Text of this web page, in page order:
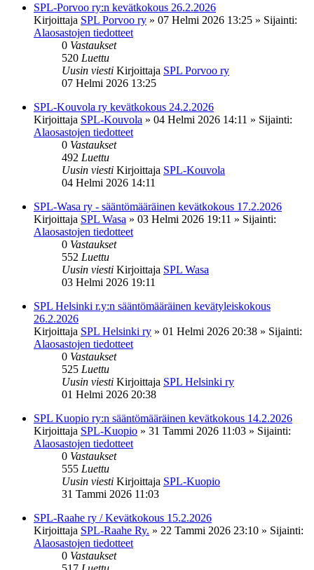
SPL-Porvoo ry:n kevätkokous 26.2.2026
Kirjoittaja SPL Porvoo ry » 07 Helmi 2026 13:25 » Sijainti:
Alaosastojen tiedotteet
0 Vastaukset
520 Luettu
Uusin viesti Kirjoittaja SPL Porvoo ry
07 Helmi 2026 13:25
SPL-Kouvola ry kevätkokous 24.2.2026
Kirjoittaja SPL-Kouvola » 04 Helmi 2026 14:11 » Sijainti:
Alaosastojen tiedotteet
0 Vastaukset
492 Luettu
Uusin viesti Kirjoittaja SPL-Kouvola
04 Helmi 2026 14:11
SPL-Wasa ry - sääntömääräinen kevätkokous 17.2.2026
Kirjoittaja SPL Wasa » 03 Helmi 2026 19:11 » Sijainti:
Alaosastojen tiedotteet
0 Vastaukset
552 Luettu
Uusin viesti Kirjoittaja SPL Wasa
03 Helmi 2026 19:11
SPL Helsinki r.y:n sääntömääräinen kevätyleiskokous
26.2.2026
Kirjoittaja SPL Helsinki ry » 01 Helmi 2026 20:38 » Sijainti:
Alaosastojen tiedotteet
0 Vastaukset
525 Luettu
Uusin viesti Kirjoittaja SPL Helsinki ry
01 Helmi 2026 20:38
SPL Kuopio ry:n sääntömääräinen kevätkokous 14.2.2026
Kirjoittaja SPL-Kuopio » 31 Tammi 2026 11:03 » Sijainti:
Alaosastojen tiedotteet
0 Vastaukset
555 Luettu
Uusin viesti Kirjoittaja SPL-Kuopio
31 Tammi 2026 11:03
SPL-Raahe ry / Kevätkokous 15.2.2026
Kirjoittaja SPL-Raahe Ry. » 22 Tammi 2026 23:10 » Sijainti:
Alaosastojen tiedotteet
0 Vastaukset